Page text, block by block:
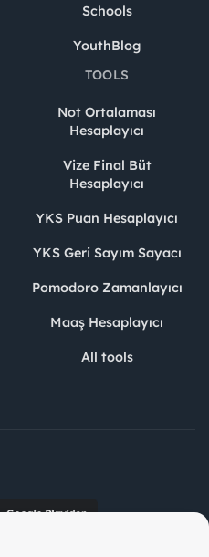
Schools
YouthBlog
TOOLS
Not Ortalaması
Hesaplayıcı
Vize Final Büt
Hesaplayıcı
YKS Puan Hesaplayıcı
YKS Geri Sayım Sayacı
Pomodoro Zamanlayıcı
Maaş Hesaplayıcı
All tools